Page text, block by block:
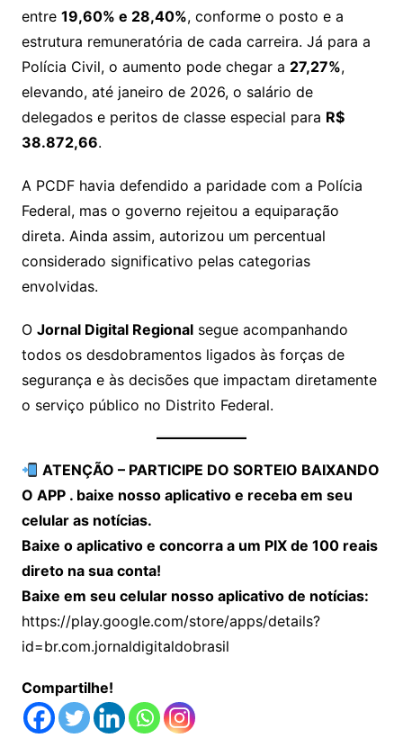
entre 19,60% e 28,40%, conforme o posto e a
estrutura remuneratória de cada carreira. Já para a
Polícia Civil, o aumento pode chegar a 27,27%,
elevando, até janeiro de 2026, o salário de
delegados e peritos de classe especial para R$
38.872,66.
A PCDF havia defendido a paridade com a Polícia
Federal, mas o governo rejeitou a equiparação
direta. Ainda assim, autorizou um percentual
considerado significativo pelas categorias
envolvidas.
O Jornal Digital Regionalsegue acompanhando
todos os desdobramentos ligados às forças de
segurança e às decisões que impactam diretamente
o serviço público no Distrito Federal.
ATENÇÃO – PARTICIPE DO SORTEIO BAIXANDO
O APP . baixe nosso aplicativo e receba em seu
celular as notícias.
Baixe o aplicativo e concorra a um PIX de 100 reais
direto na sua conta!
Baixe em seu celular nosso aplicativo de notícias:
https://play.google.com/store/apps/details?
id=br.com.jornaldigitaldobrasil
Compartilhe!